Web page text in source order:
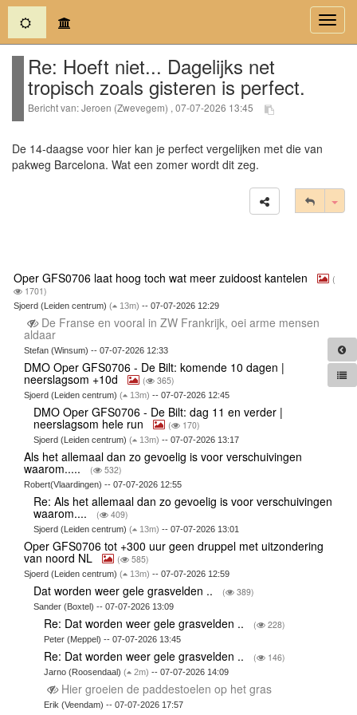
(current)
Re: Hoeft niet... Dagelijks net
tropisch zoals gisteren is perfect.
Bericht van: Jeroen (Zwevegem) , 07-07-2026 13:45
De 14-daagse voor hier kan je perfect vergelijken met die van
pakweg Barcelona. Wat een zomer wordt dit zeg.
Oper GFS0706 laat hoog toch wat meer zuidoost kantelen
(
1701)
Sjoerd (Leiden centrum) ( 13m) -- 07-07-2026 12:29
De Franse en vooral in ZW Frankrijk, oei arme mensen
aldaar
Stefan (Winsum) -- 07-07-2026 12:33
DMO Oper GFS0706 - De Bilt: komende 10 dagen |
neerslagsom +10d ( 365)
Sjoerd (Leiden centrum) ( 13m) -- 07-07-2026 12:45
DMO Oper GFS0706 - De Bilt: dag 11 en verder |
neerslagsom hele run ( 170)
Sjoerd (Leiden centrum)( 13m) -- 07-07-2026 13:17
Als het allemaal dan zo gevoelig is voor verschuivingen
waarom..... ( 532)
Robert(Vlaardingen) -- 07-07-2026 12:55
Re: Als het allemaal dan zo gevoelig is voor verschuivingen
waarom.... ( 409)
Sjoerd (Leiden centrum)( 13m) -- 07-07-2026 13:01
Oper GFS0706 tot +300 uur geen druppel met uitzondering
van noord NL ( 585)
Sjoerd (Leiden centrum) ( 13m) -- 07-07-2026 12:59
Dat worden weer gele grasvelden .. ( 389)
Sander (Boxtel) -- 07-07-2026 13:09
Re: Dat worden weer gele grasvelden .. ( 228)
Peter (Meppel) -- 07-07-2026 13:45
Re: Dat worden weer gele grasvelden .. ( 146)
Jarno (Roosendaal) ( 2m) -- 07-07-2026 14:09
Hier groeien de paddestoelen op het gras
Erik (Veendam) -- 07-07-2026 17:57